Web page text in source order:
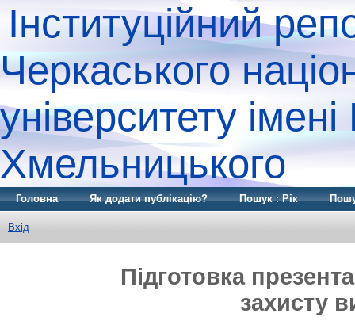
Інституційний
Черкаського
університету
Хмельницького
Головна Як додати публікацію? Пошук : Рік
Вхід
Підготовка
захисту